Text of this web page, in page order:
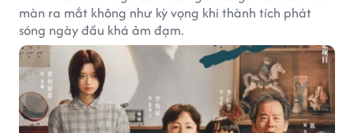
màn ra mắt không như kỳ vọng khi thành tích phát
sóng ngày đầu khá ảm đạm.